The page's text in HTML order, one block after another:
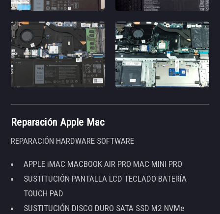
Reparación Apple Mac
REPARACIÓN HARDWARE SOFTWARE
APPLE iMAC MACBOOK AIR PRO MAC MINI PRO
SUSTITUCIÓN PANTALLA LCD TECLADO BATERÍA
TOUCH PAD
SUSTITUCIÓN DISCO DURO SATA SSD M2 NVMe